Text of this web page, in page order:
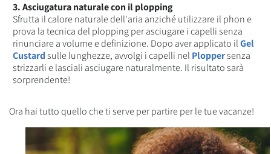
3. Asciugatura naturale con il plopping
Sfrutta il calore naturale dell'aria anziché utilizzare il phon e
prova la tecnica del plopping per asciugare i capelli senza
rinunciare a volume e definizione. Dopo aver applicato ilGel
Custardsulle lunghezze, avvolgi i capelli nel Ploppersenza
strizzarli e lasciali asciugare naturalmente. Il risultato sarà
sorprendente!
Ora hai tutto quello che ti serve per partire per le tue vacanze!